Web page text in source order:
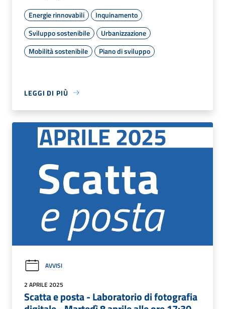
Energie rinnovabili
Inquinamento
Sviluppo sostenibile
Urbanizzazione
Mobilità sostenibile
Piano di sviluppo
LEGGI DI PIÙ
AVVISI
2 APRILE 2025
Scatta e posta - Laboratorio di fotografia